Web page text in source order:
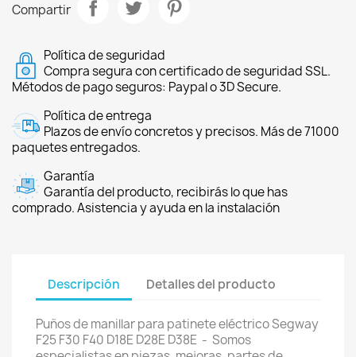
Compartir
Política de seguridad
Compra segura con certificado de seguridad SSL.
Métodos de pago seguros: Paypal o 3D Secure.
Política de entrega
Plazos de envío concretos y precisos. Más de 71000
paquetes entregados.
Garantía
Garantía del producto, recibirás lo que has
comprado. Asistencia y ayuda en la instalación
Descripción Detalles del producto
Puños de manillar para patinete eléctrico Segway
F25 F30 F40 D18E D28E D38E - Somos